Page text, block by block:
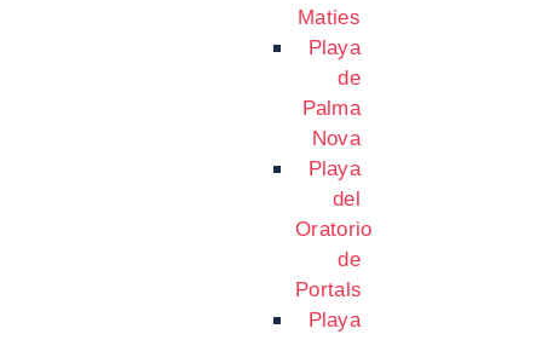
Maties
Playa
de
Palma
Nova
Playa
del
Oratorio
de
Portals
Playa